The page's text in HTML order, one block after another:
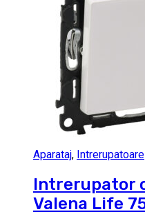
Aparataj, Intrerupatoare
Intrerupator
Valena Life